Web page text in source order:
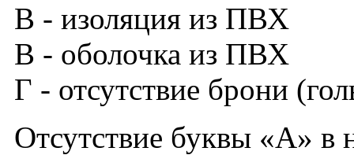
В - изоляция из ПВХ
В - оболочка из ПВХ
Г - отсутствие брони
Отсутствие буквы «А» в